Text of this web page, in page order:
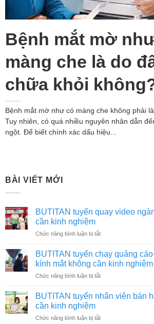
Bệnh mắt mờ
màng che là do
chữa khỏi
Bệnh mắt mờ như có màng che không phải
Tuy nhiên, có quá nhiều nguyên nhân dẫn
ngột. Để biết chính xác dấu hiệu...
BÀI VIẾT MỚI
BUTITAN tuyển quay video
cần kinh nghiệm
Chức năng bình luận bị tắtở
tuyển
quay
video
ngành
mắt
kinh
BUTITAN tuyển chạy quảng
kính mắt không cần kinh nghiệm
Chức năng bình luận bị tắtở
tuyển
cáo
BUTITAN tuyển nhân viên bán
cần kinh nghiệm
Chức năng bình luận bị tắtở